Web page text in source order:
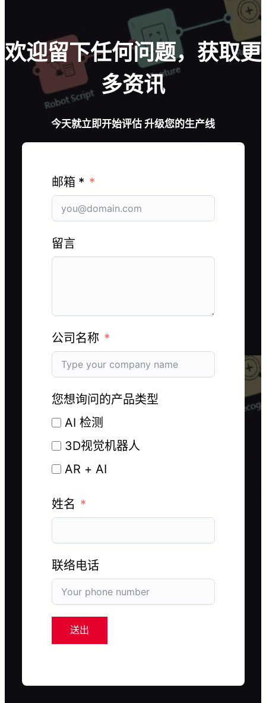
欢迎留下任何问题，获取更
多资讯
今天就立即开始评估 升级您的生产线
邮箱 *
留言
公司名称
您想询问的产品类型
AI 检测
3D视觉机器人
AR + AI
姓名
联络电话
送出